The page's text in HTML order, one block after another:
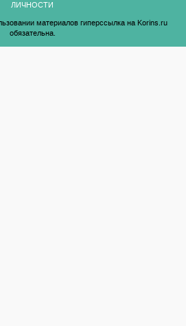
ЛИЧНОСТИ
материалов гиперссылка на Korins.ru
обязательна.